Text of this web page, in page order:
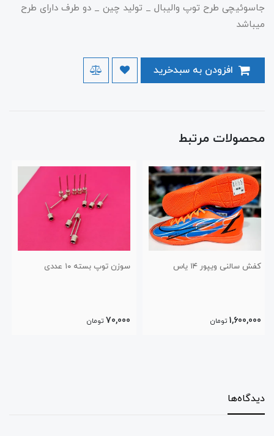
جاسوئیچی طرح توپ والیبال _ تولید چین _ دو طرف دارای طرح
میباشد
محصولات مرتبط
سوزن توپ بسته ۱۰ عددی
70,000 تومان
جوراب حوله ای والیبالی ساق
130,000 تومان
دیدگاه‌ها